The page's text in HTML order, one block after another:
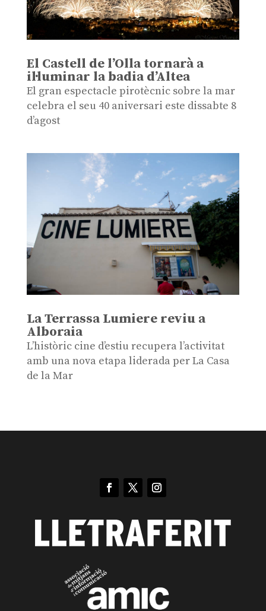
El Castell de l’Olla tornarà a
il·luminar la badia d’Altea
El gran espectacle pirotècnic sobre la mar
celebra el seu 40 aniversari este dissabte 8
d’agost
La Terrassa Lumiere reviu a
Alboraia
L’històric cine d’estiu recupera l’activitat
amb una nova etapa liderada per La Casa
de la Mar